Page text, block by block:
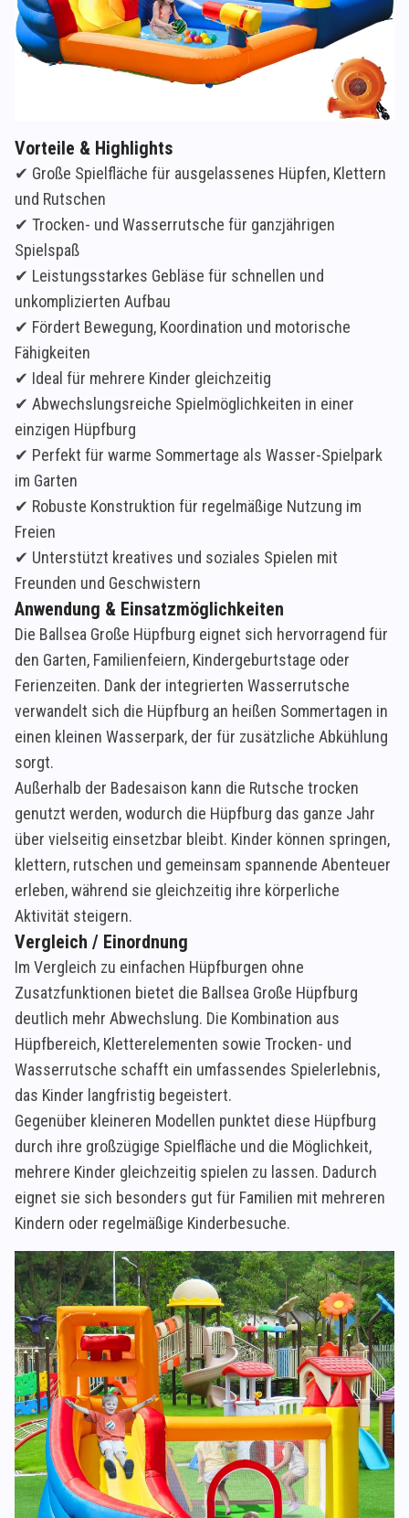
Vorteile & Highlights
✔ Große Spielfläche für ausgelassenes Hüpfen, Klettern
und Rutschen
✔ Trocken- und Wasserrutsche für ganzjährigen
Spielspaß
✔ Leistungsstarkes Gebläse für schnellen und
unkomplizierten Aufbau
✔ Fördert Bewegung, Koordination und motorische
Fähigkeiten
✔ Ideal für mehrere Kinder gleichzeitig
✔ Abwechslungsreiche Spielmöglichkeiten in einer
einzigen Hüpfburg
✔ Perfekt für warme Sommertage als Wasser-Spielpark
im Garten
✔ Robuste Konstruktion für regelmäßige Nutzung im
Freien
✔ Unterstützt kreatives und soziales Spielen mit
Freunden und Geschwistern
Anwendung & Einsatzmöglichkeiten
Die Ballsea Große Hüpfburg eignet sich hervorragend für
den Garten, Familienfeiern, Kindergeburtstage oder
Ferienzeiten. Dank der integrierten Wasserrutsche
verwandelt sich die Hüpfburg an heißen Sommertagen in
einen kleinen Wasserpark, der für zusätzliche Abkühlung
sorgt.
Außerhalb der Badesaison kann die Rutsche trocken
genutzt werden, wodurch die Hüpfburg das ganze Jahr
über vielseitig einsetzbar bleibt. Kinder können springen,
klettern, rutschen und gemeinsam spannende Abenteuer
erleben, während sie gleichzeitig ihre körperliche
Aktivität steigern.
Vergleich / Einordnung
Im Vergleich zu einfachen Hüpfburgen ohne
Zusatzfunktionen bietet die Ballsea Große Hüpfburg
deutlich mehr Abwechslung. Die Kombination aus
Hüpfbereich, Kletterelementen sowie Trocken- und
Wasserrutsche schafft ein umfassendes Spielerlebnis,
das Kinder langfristig begeistert.
Gegenüber kleineren Modellen punktet diese Hüpfburg
durch ihre großzügige Spielfläche und die Möglichkeit,
mehrere Kinder gleichzeitig spielen zu lassen. Dadurch
eignet sie sich besonders gut für Familien mit mehreren
Kindern oder regelmäßige Kinderbesuche.